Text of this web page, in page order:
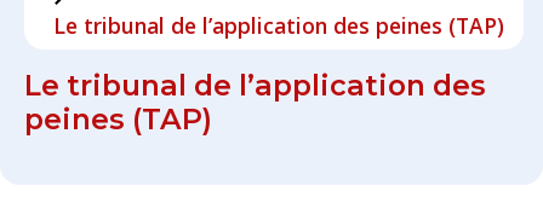
Le tribunal de l’application des peines (TAP)
Le tribunal de l’application des
peines (TAP)